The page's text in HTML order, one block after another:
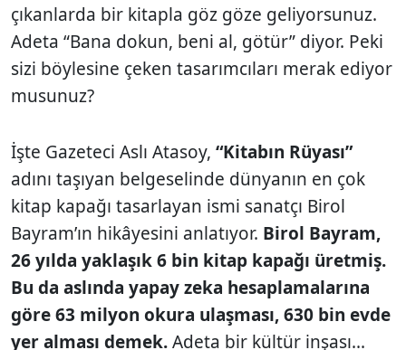
çıkanlarda bir kitapla göz göze geliyorsunuz.
Adeta “Bana dokun, beni al, götür” diyor. Peki
sizi böylesine çeken tasarımcıları merak ediyor
musunuz?
İşte Gazeteci Aslı Atasoy, “Kitabın Rüyası”
adını taşıyan belgeselinde dünyanın en çok
kitap kapağı tasarlayan ismi sanatçı Birol
Bayram’ın hikâyesini anlatıyor. Birol Bayram,
26 yılda yaklaşık 6 bin kitap kapağı üretmiş.
Bu da aslında yapay zeka hesaplamalarına
göre 63 milyon okura ulaşması, 630 bin evde
yer alması demek.Adeta bir kültür inşası...